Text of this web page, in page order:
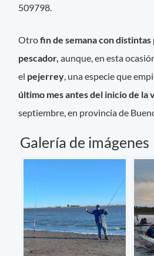
509798.
Otrofin de semana con
pescador,aunque, en esta
el pejerrey, una especie que
último mes antes del inicio de la
septiembre, en provincia de
Galería de imágenes